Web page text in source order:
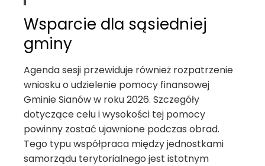
Wsparcie dla sąsiedniej
gminy
Agenda sesji przewiduje również rozpatrzenie
wniosku o udzielenie pomocy finansowej
Gminie Sianów w roku 2026. Szczegóły
dotyczące celu i wysokości tej pomocy
powinny zostać ujawnione podczas obrad.
Tego typu współpraca między jednostkami
samorządu terytorialnego jest istotnym